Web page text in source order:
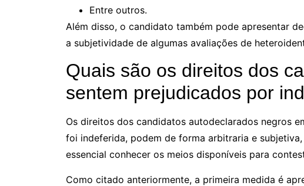
Entre outros.
Além disso, o candidato também pode apresentar
a subjetividade de algumas avaliações de
Quais são os direitos dos
sentem prejudicados por
Os direitos dos candidatos autodeclarados negros
foi indeferida, podem de forma arbitraria e
essencial conhecer os meios disponíveis para
Como citado anteriormente, a primeira medida é